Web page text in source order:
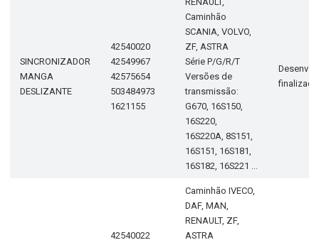
SINCRONIZADOR
MANGA
DESLIZANTE
42540020
42549967
42575654
503484973
1621155
Caminhão
SCANIA, VOLVO,
ZF, ASTRA
Série P/G/R/T
Versões de
transmissão:
G670, 16S150,
16S220,
16S220A, 8S151,
16S151, 16S181,
16S182, 16S221 ...
finalizado
42540022
Caminhão IVECO,
DAF, MAN,
RENAULT, ZF,
ASTRA